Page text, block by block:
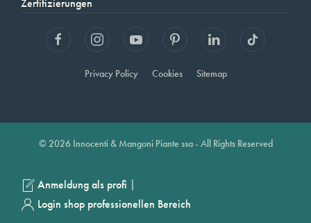
Zertifizierungen
Privacy Policy Cookies Sitemap
© 2026 Innocenti & Mangoni Piante ssa - All Rights Reserved
Anmeldung als profi |
Login shop professionellen Bereich